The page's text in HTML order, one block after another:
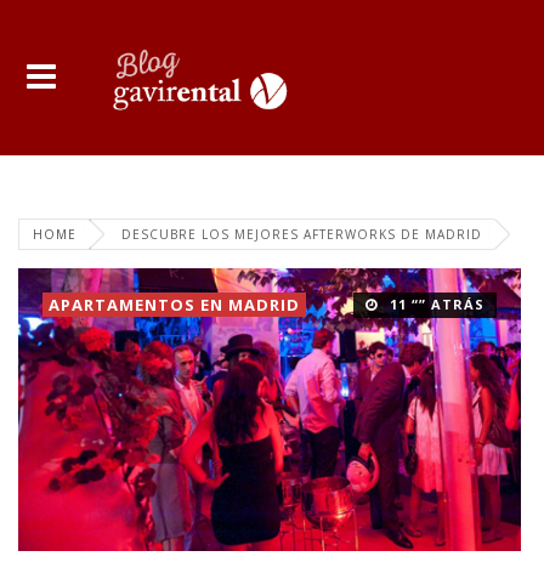
HOME DESCUBRE LOS MEJORES AFTERWORKS DE MADRID
11 “” ATRÁS
APARTAMENTOS EN MADRID